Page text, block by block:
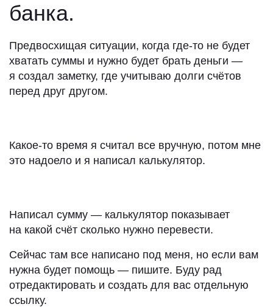
банка.
Предвосхищая ситуации, когда где-то не будет
хватать суммы и нужно будет брать деньги —
я создал заметку, где учитываю долги счётов
перед друг другом.
Какое-то время я считал все вручную, потом мне
это надоело и я написал калькулятор.
Написал сумму — калькулятор показывает
на какой счёт сколько нужно перевести.
Сейчас там все написано под меня, но если вам
нужна будет помощь — пишите. Буду рад
отредактировать и создать для вас отдельную
ссылку.